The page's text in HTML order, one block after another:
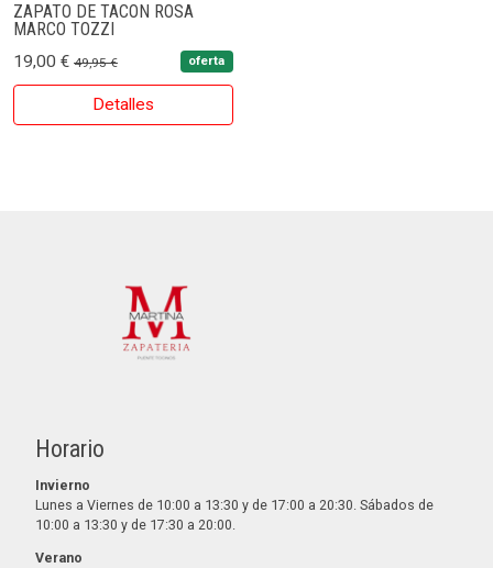
ZAPATO DE TACON ROSA
MARCO TOZZI
19,00 € 49,95 € oferta
Detalles
Horario
Invierno
Lunes a Viernes de 10:00 a 13:30 y de 17:00 a 20:30. Sábados de
10:00 a 13:30 y de 17:30 a 20:00.
Verano